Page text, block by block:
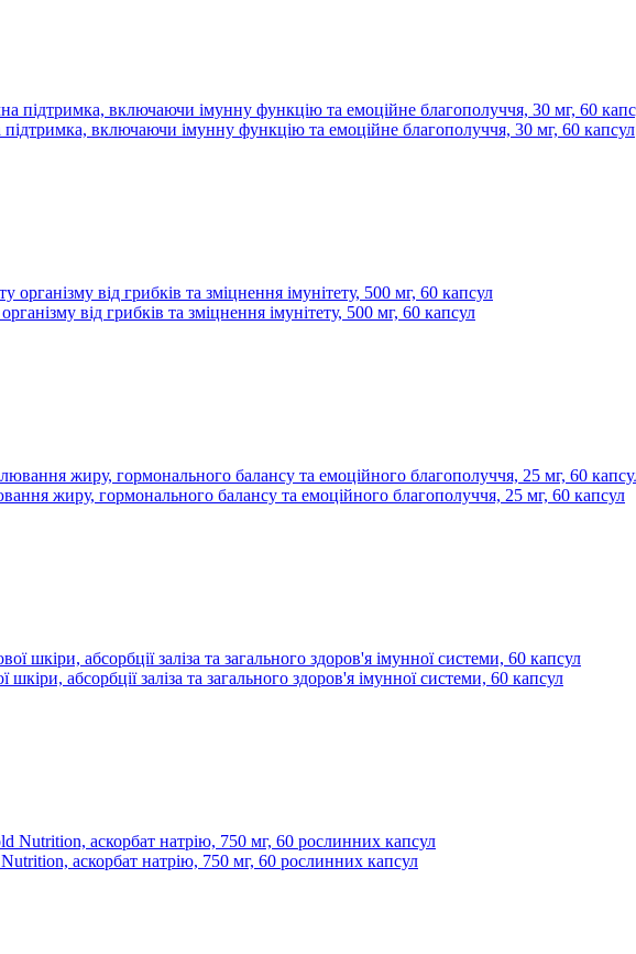
підтримка, включаючи імунну функцію та емоційне благополуччя, 30 мг, 60 капсул
від грибків та зміцнення імунітету, 500 мг, 60 капсул
жиру, гормонального балансу та емоційного благополуччя, 25 мг, 60 капсул
абсорбції заліза та загального здоров'я імунної системи, 60 капсул
аскорбат натрію, 750 мг, 60 рослинних капсул